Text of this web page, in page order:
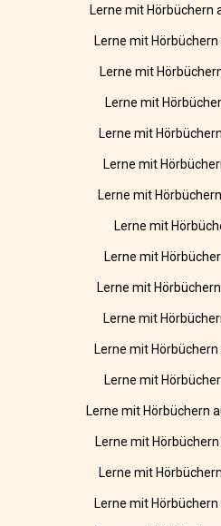
Lerne mit Hörbüchern
Lerne mit
Lerne mit
Lerne mit
Lerne mit
Lerne mit
Lerne mit
Lerne mit
Lerne mit
Lerne mit
Lerne mit
Lerne mit
Lerne mit
Lerne mit Hörbüchern
Lerne mit
Lerne mit
Lerne mit